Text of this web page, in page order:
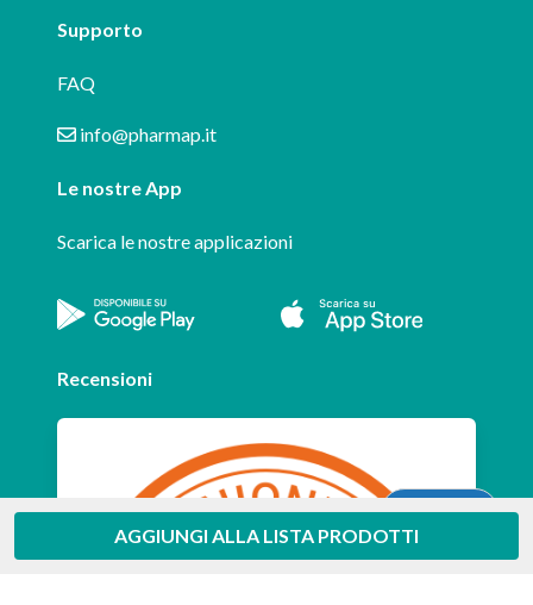
AGGIUNGI ALLA LISTA PRODOTTI
Supporto
FAQ
info@pharmap.it
Le nostre App
Scarica le nostre applicazioni
Recensioni
Aiuto